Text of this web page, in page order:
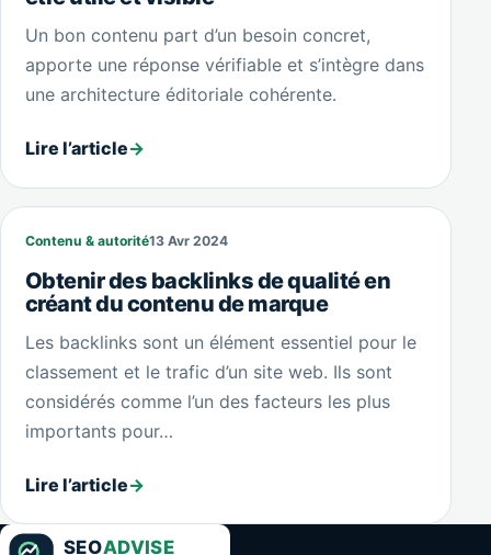
Un bon contenu part d’un besoin concret,
apporte une réponse vérifiable et s’intègre dans
une architecture éditoriale cohérente.
Lire l’article→
Contenu & autorité13 Avr 2024
Obtenir des backlinks de qualité en
créant du contenu de marque
Les backlinks sont un élément essentiel pour le
classement et le trafic d’un site web. Ils sont
considérés comme l’un des facteurs les plus
importants pour…
Lire l’article→